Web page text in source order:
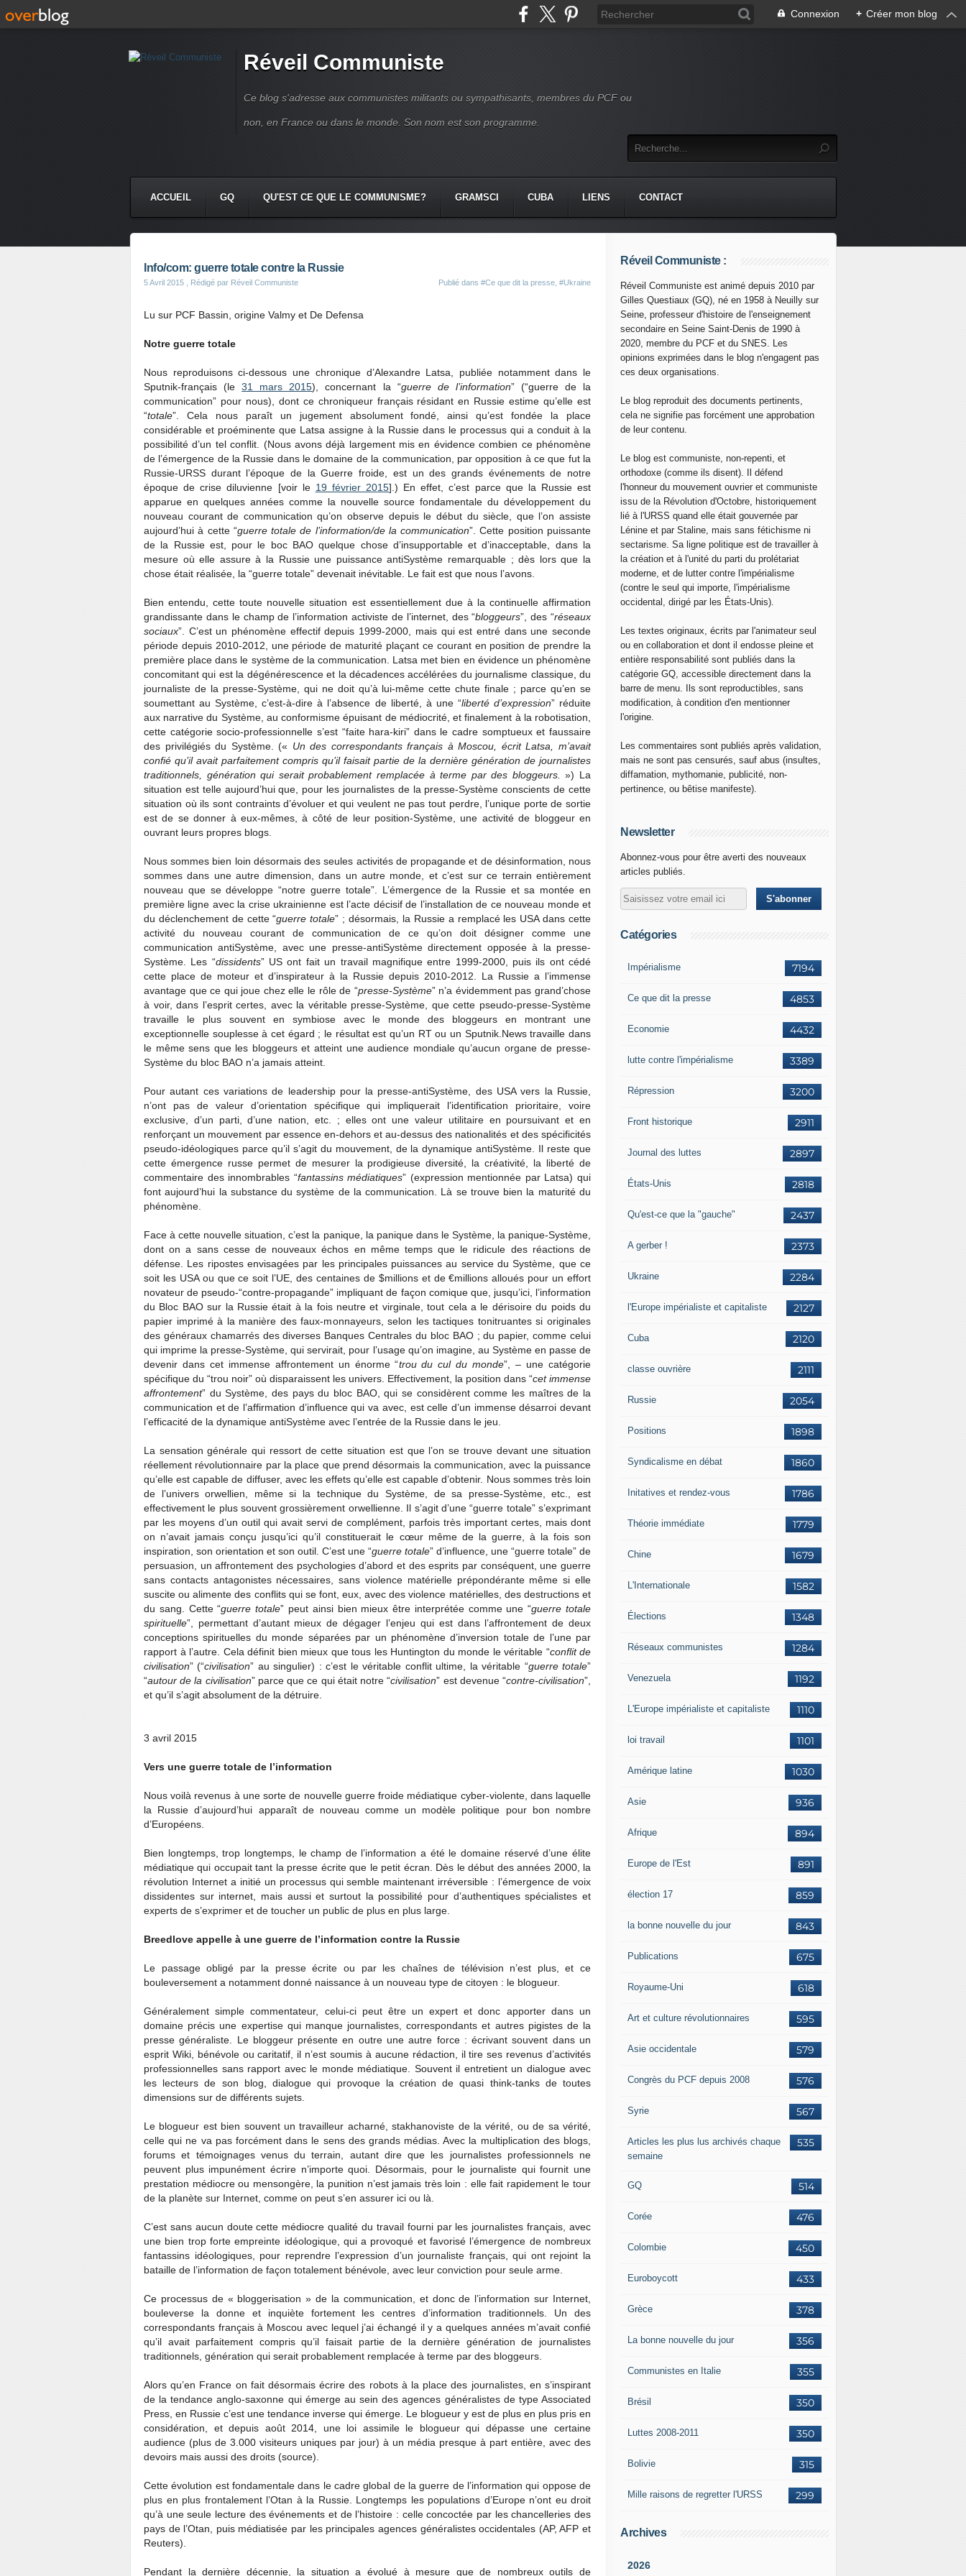
Connexion + Créer mon blog
Réveil Communiste
Ce blog s'adresse aux communistes militants ou sympathisants, membres du PCF ou
non, en France ou dans le monde. Son nom est son programme.
ACCUEIL GQ QU'EST CE QUE LE COMMUNISME? GRAMSCI CUBA LIENS CONTACT
Info/com: guerre totale contre la Russie
5 Avril 2015 , Rédigé par Réveil Communiste Publié dans #Ce que dit la presse #Ukraine
Lu sur PCF Bassin, origine Valmy et De Defensa
Notre guerre totale
Nous reproduisons ci-dessous une chronique d’Alexandre Latsa, publiée notamment dans le
Sputnik-français (le31 mars 2015), concernant la “guerre de l’information” (“guerre de la
communication” pour nous), dont ce chroniqueur français résidant en Russie estime qu’elle est
“totale”. Cela nous paraît un jugement absolument fondé, ainsi qu’est fondée la place
considérable et proéminente que Latsa assigne à la Russie dans le processus qui a conduit à la
possibilité d’un tel conflit. (Nous avons déjà largement mis en évidence combien ce phénomène
de l’émergence de la Russie dans le domaine de la communication, par opposition à ce que fut la
Russie-URSS durant l’époque de la Guerre froide, est un des grands événements de notre
époque de crise diluvienne [voir le 19 février 2015].) En effet, c’est parce que la Russie est
apparue en quelques années comme la nouvelle source fondamentale du développement du
nouveau courant de communication qu’on observe depuis le début du siècle, que l’on assiste
aujourd’hui à cette “guerre totale de l’information/de la communication”. Cette position puissante
de la Russie est, pour le boc BAO quelque chose d’insupportable et d’inacceptable, dans la
mesure où elle assure à la Russie une puissance antiSystème remarquable ; dès lors que la
chose était réalisée, la “guerre totale” devenait inévitable. Le fait est que nous l’avons.
Bien entendu, cette toute nouvelle situation est essentiellement due à la continuelle affirmation
grandissante dans le champ de l’information activiste de l’internet, des “bloggeurs”, des “réseaux
sociaux”. C’est un phénomène effectif depuis 1999-2000, mais qui est entré dans une seconde
période depuis 2010-2012, une période de maturité plaçant ce courant en position de prendre la
première place dans le système de la communication. Latsa met bien en évidence un phénomène
concomitant qui est la dégénérescence et la décadences accélérées du journalisme classique, du
journaliste de la presse-Système, qui ne doit qu’à lui-même cette chute finale ; parce qu’en se
soumettant au Système, c’est-à-dire à l’absence de liberté, à une “liberté d’expression” réduite
aux narrative du Système, au conformisme épuisant de médiocrité, et finalement à la robotisation,
cette catégorie socio-professionnelle s’est “faite hara-kiri” dans le cadre somptueux et faussaire
des privilégiés du Système. (« Un des correspondants français à Moscou, écrit Latsa, m’avait
confié qu’il avait parfaitement compris qu’il faisait partie de la dernière génération de journalistes
traditionnels, génération qui serait probablement remplacée à terme par des bloggeurs.») La
situation est telle aujourd’hui que, pour les journalistes de la presse-Système conscients de cette
situation où ils sont contraints d’évoluer et qui veulent ne pas tout perdre, l’unique porte de sortie
est de se donner à eux-mêmes, à côté de leur position-Système, une activité de bloggeur en
ouvrant leurs propres blogs.
Nous sommes bien loin désormais des seules activités de propagande et de désinformation, nous
sommes dans une autre dimension, dans un autre monde, et c’est sur ce terrain entièrement
nouveau que se développe “notre guerre totale”. L’émergence de la Russie et sa montée en
première ligne avec la crise ukrainienne est l’acte décisif de l’installation de ce nouveau monde et
du déclenchement de cette “guerre totale” ; désormais, la Russie a remplacé les USA dans cette
activité du nouveau courant de communication de ce qu’on doit désigner comme une
communication antiSystème, avec une presse-antiSystème directement opposée à la presse-
Système. Les “dissidents” US ont fait un travail magnifique entre 1999-2000, puis ils ont cédé
cette place de moteur et d’inspirateur à la Russie depuis 2010-2012. La Russie a l’immense
avantage que ce qui joue chez elle le rôle de “presse-Système” n’a évidemment pas grand’chose
à voir, dans l’esprit certes, avec la véritable presse-Système, que cette pseudo-presse-Système
travaille le plus souvent en symbiose avec le monde des bloggeurs en montrant une
exceptionnelle souplesse à cet égard ; le résultat est qu’un RT ou un Sputnik.News travaille dans
le même sens que les bloggeurs et atteint une audience mondiale qu’aucun organe de presse-
Système du bloc BAO n’a jamais atteint.
Pour autant ces variations de leadership pour la presse-antiSystème, des USA vers la Russie,
n’ont pas de valeur d’orientation spécifique qui impliquerait l’identification prioritaire, voire
exclusive, d’un parti, d’une nation, etc. ; elles ont une valeur utilitaire en poursuivant et en
renforçant un mouvement par essence en-dehors et au-dessus des nationalités et des spécificités
pseudo-idéologiques parce qu’il s’agit du mouvement, de la dynamique antiSystème. Il reste que
cette émergence russe permet de mesurer la prodigieuse diversité, la créativité, la liberté de
commentaire des innombrables “fantassins médiatiques” (expression mentionnée par Latsa) qui
font aujourd’hui la substance du système de la communication. Là se trouve bien la maturité du
phénomène.
Face à cette nouvelle situation, c’est la panique, la panique dans le Système, la panique-Système,
dont on a sans cesse de nouveaux échos en même temps que le ridicule des réactions de
défense. Les ripostes envisagées par les principales puissances au service du Système, que ce
soit les USA ou que ce soit l’UE, des centaines de $millions et de €millions alloués pour un effort
novateur de pseudo-“contre-propagande” impliquant de façon comique que, jusqu’ici, l’information
du Bloc BAO sur la Russie était à la fois neutre et virginale, tout cela a le dérisoire du poids du
papier imprimé à la manière des faux-monnayeurs, selon les tactiques tonitruantes si originales
des généraux chamarrés des diverses Banques Centrales du bloc BAO ; du papier, comme celui
qui imprime la presse-Système, qui servirait, pour l’usage qu’on imagine, au Système en passe de
devenir dans cet immense affrontement un énorme “trou du cul du monde”, – une catégorie
spécifique du “trou noir” où disparaissent les univers. Effectivement, la position dans “cet immense
affrontement” du Système, des pays du bloc BAO, qui se considèrent comme les maîtres de la
communication et de l’affirmation d’influence qui va avec, est celle d’un immense désarroi devant
l’efficacité de la dynamique antiSystème avec l’entrée de la Russie dans le jeu.
La sensation générale qui ressort de cette situation est que l’on se trouve devant une situation
réellement révolutionnaire par la place que prend désormais la communication, avec la puissance
qu’elle est capable de diffuser, avec les effets qu’elle est capable d’obtenir. Nous sommes très loin
de l’univers orwellien, même si la technique du Système, de sa presse-Système, etc., est
effectivement le plus souvent grossièrement orwellienne. Il s’agit d’une “guerre totale” s’exprimant
par les moyens d’un outil qui avait servi de complément, parfois très important certes, mais dont
on n’avait jamais conçu jusqu’ici qu’il constituerait le cœur même de la guerre, à la fois son
inspiration, son orientation et son outil. C’est une “guerre totale” d’influence, une “guerre totale” de
persuasion, un affrontement des psychologies d’abord et des esprits par conséquent, une guerre
sans contacts antagonistes nécessaires, sans violence matérielle prépondérante même si elle
suscite ou alimente des conflits qui se font, eux, avec des violence matérielles, des destructions et
du sang. Cette “guerre totale” peut ainsi bien mieux être interprétée comme une “guerre totale
spirituelle”, permettant d’autant mieux de dégager l’enjeu qui est dans l’affrontement de deux
conceptions spirituelles du monde séparées par un phénomène d’inversion totale de l’une par
rapport à l’autre. Cela définit bien mieux que tous les Huntington du monde le véritable “conflit de
civilisation” (“civilisation” au singulier) : c’est le véritable conflit ultime, la véritable “guerre totale”
“autour de la civilisation” parce que ce qui était notre “civilisation” est devenue “contre-civilisation”,
et qu’il s’agit absolument de la détruire.
3 avril 2015
Vers une guerre totale de l’information
Nous voilà revenus à une sorte de nouvelle guerre froide médiatique cyber-violente, dans laquelle
la Russie d’aujourd’hui apparaît de nouveau comme un modèle politique pour bon nombre
d’Européens.
Bien longtemps, trop longtemps, le champ de l’information a été le domaine réservé d’une élite
médiatique qui occupait tant la presse écrite que le petit écran. Dès le début des années 2000, la
révolution Internet a initié un processus qui semble maintenant irréversible : l’émergence de voix
dissidentes sur internet, mais aussi et surtout la possibilité pour d’authentiques spécialistes et
experts de s’exprimer et de toucher un public de plus en plus large.
Breedlove appelle à une guerre de l’information contre la Russie
Le passage obligé par la presse écrite ou par les chaînes de télévision n’est plus, et ce
bouleversement a notamment donné naissance à un nouveau type de citoyen : le blogueur.
Généralement simple commentateur, celui-ci peut être un expert et donc apporter dans un
domaine précis une expertise qui manque journalistes, correspondants et autres pigistes de la
presse généraliste. Le bloggeur présente en outre une autre force : écrivant souvent dans un
esprit Wiki, bénévole ou caritatif, il n’est soumis à aucune rédaction, il tire ses revenus d’activités
professionnelles sans rapport avec le monde médiatique. Souvent il entretient un dialogue avec
les lecteurs de son blog, dialogue qui provoque la création de quasi think-tanks de toutes
dimensions sur de différents sujets.
Le blogueur est bien souvent un travailleur acharné, stakhanoviste de la vérité, ou de sa vérité,
celle qui ne va pas forcément dans le sens des grands médias. Avec la multiplication des blogs,
forums et témoignages venus du terrain, autant dire que les journalistes professionnels ne
peuvent plus impunément écrire n’importe quoi. Désormais, pour le journaliste qui fournit une
prestation médiocre ou mensongère, la punition n’est jamais très loin : elle fait rapidement le tour
de la planète sur Internet, comme on peut s’en assurer ici ou là.
C’est sans aucun doute cette médiocre qualité du travail fourni par les journalistes français, avec
une bien trop forte empreinte idéologique, qui a provoqué et favorisé l’émergence de nombreux
fantassins idéologiques, pour reprendre l’expression d’un journaliste français, qui ont rejoint la
bataille de l’information de façon totalement bénévole, avec leur conviction pour seule arme.
Ce processus de « bloggerisation » de la communication, et donc de l’information sur Internet,
bouleverse la donne et inquiète fortement les centres d’information traditionnels. Un des
correspondants français à Moscou avec lequel j’ai échangé il y a quelques années m’avait confié
qu’il avait parfaitement compris qu’il faisait partie de la dernière génération de journalistes
traditionnels, génération qui serait probablement remplacée à terme par des bloggeurs.
Alors qu’en France on fait désormais écrire des robots à la place des journalistes, en s’inspirant
de la tendance anglo-saxonne qui émerge au sein des agences généralistes de type Associated
Press, en Russie c’est une tendance inverse qui émerge. Le blogueur y est de plus en plus pris en
considération, et depuis août 2014, une loi assimile le blogueur qui dépasse une certaine
audience (plus de 3.000 visiteurs uniques par jour) à un média presque à part entière, avec des
devoirs mais aussi des droits (source).
Cette évolution est fondamentale dans le cadre global de la guerre de l’information qui oppose de
plus en plus frontalement l’Otan à la Russie. Longtemps les populations d’Europe n’ont eu droit
qu’à une seule lecture des événements et de l’histoire : celle concoctée par les chancelleries des
pays de l’Otan, puis médiatisée par les principales agences généralistes occidentales (AP, AFP et
Reuters).
Pendant la dernière décennie, la situation a évolué à mesure que de nombreux outils de
Réveil Communiste :
Réveil Communiste est animé depuis 2010 par
Gilles Questiaux (GQ), né en 1958 à Neuilly sur
Seine, professeur d'histoire de l'enseignement
secondaire en Seine Saint-Denis de 1990 à
2020, membre du PCF et du SNES. Les
opinions exprimées dans le blog n'engagent pas
ces deux organisations.
Le blog reproduit des documents pertinents,
cela ne signifie pas forcément une approbation
de leur contenu.
Le blog est communiste, non-repenti, et
orthodoxe (comme ils disent). Il défend
l'honneur du mouvement ouvrier et communiste
issu de la Révolution d'Octobre, historiquement
lié à l'URSS quand elle était gouvernée par
Lénine et par Staline, mais sans fétichisme ni
sectarisme. Sa ligne politique est de travailler à
la création et à l'unité du parti du prolétariat
moderne, et de lutter contre l'impérialisme
(contre le seul qui importe, l'impérialisme
occidental, dirigé par les États-Unis).
Les textes originaux, écrits par l'animateur seul
ou en collaboration et dont il endosse pleine et
entière responsabilité sont publiés dans la
catégorie GQ, accessible directement dans la
barre de menu. Ils sont reproductibles, sans
modification, à condition d'en mentionner
l'origine.
Les commentaires sont publiés après validation,
mais ne sont pas censurés, sauf abus (insultes,
diffamation, mythomanie, publicité, non-
pertinence, ou bêtise manifeste).
Newsletter
Abonnez-vous pour être averti des nouveaux
articles publiés.
Catégories
7194
Impérialisme
4853
Ce que dit la presse
4432
Economie
3389
lutte contre l'impérialisme
3200
Répression
2911
Front historique
2897
Journal des luttes
2818
États-Unis
2437
Qu'est-ce que la "gauche"
2373
A gerber !
2284
Ukraine
2127
l'Europe impérialiste et capitaliste
2120
Cuba
2111
classe ouvrière
2054
Russie
1898
Positions
1860
Syndicalisme en débat
1786
Initatives et rendez-vous
1779
Théorie immédiate
1679
Chine
1582
L'Internationale
1348
Élections
1284
Réseaux communistes
1192
Venezuela
1110
L'Europe impérialiste et capitaliste
1101
loi travail
1030
Amérique latine
936
Asie
894
Afrique
891
Europe de l'Est
859
élection 17
843
la bonne nouvelle du jour
675
Publications
618
Royaume-Uni
595
Art et culture révolutionnaires
579
Asie occidentale
576
Congrès du PCF depuis 2008
567
Syrie
535
Articles les plus lus archivés chaque
semaine
514
GQ
476
Corée
450
Colombie
433
Euroboycott
378
Grèce
356
La bonne nouvelle du jour
355
Communistes en Italie
350
Brésil
350
Luttes 2008-2011
315
Bolivie
299
Mille raisons de regretter l'URSS
Archives
2026